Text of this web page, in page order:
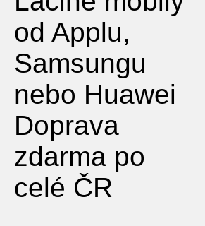
od Applu,
Samsungu
nebo Huawei
Doprava
zdarma po
celé ČR